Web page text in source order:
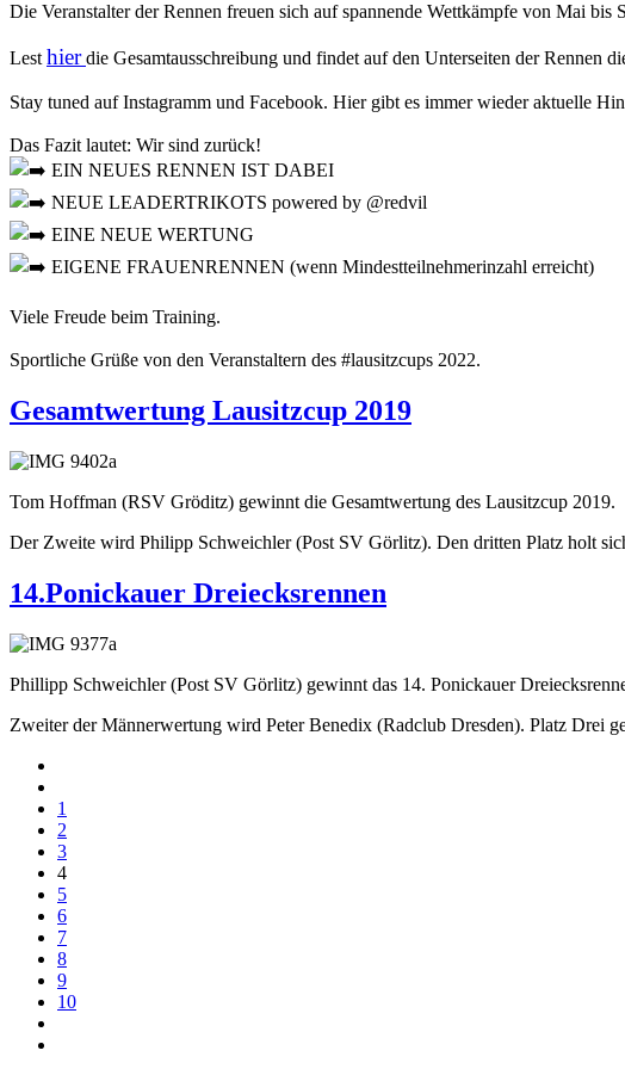
Die Veranstalter der Rennen freuen sich auf spannende Wettkämpfe von Mai bis
Lest hier die Gesamtausschreibung und findet auf den Unterseiten der Rennen
Stay tuned auf Instagramm und Facebook. Hier gibt es immer wieder aktuelle
Das Fazit lautet: Wir sind zurück!
EIN NEUES RENNEN IST DABEI
NEUE LEADERTRIKOTS powered by @redvil
EINE NEUE WERTUNG
EIGENE FRAUENRENNEN (wenn Mindestteilnehmerinzahl erreicht)
Viele Freude beim Training.
Sportliche Grüße von den Veranstaltern des #lausitzcups 2022.
Gesamtwertung Lausitzcup 2019
Tom Hoffman (RSV Gröditz) gewinnt die Gesamtwertung des Lausitzcup 2019.
Der Zweite wird Philipp Schweichler (Post SV Görlitz). Den dritten Platz holt
14.Ponickauer Dreiecksrennen
Phillipp Schweichler (Post SV Görlitz) gewinnt das 14. Ponickauer
Zweiter der Männerwertung wird Peter Benedix (Radclub Dresden). Platz Drei
1
2
3
4
5
6
7
8
9
10